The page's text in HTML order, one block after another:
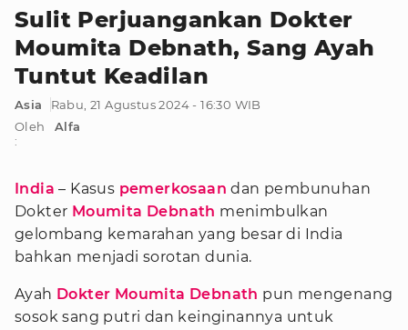
Sulit Perjuangankan Dokter
Moumita Debnath, Sang Ayah
Tuntut Keadilan
Asia
Rabu, 21 Agustus 2024 - 16:30 WIB
Oleh
:
Alfa
India – Kasus pemerkosaan dan pembunuhan
Dokter Moumita Debnath menimbulkan
gelombang kemarahan yang besar di India
bahkan menjadi sorotan dunia.
Ayah Dokter Moumita Debnath pun mengenang
sosok sang putri dan keinginannya untuk